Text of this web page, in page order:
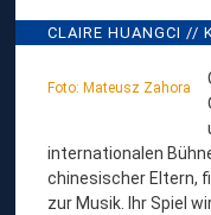
C
A
I
R
E
CLAIRE HUANGCI //
Foto: Mateusz Zahora
internationalen
chinesischer Eltern,
zur Musik. Ihr Spiel